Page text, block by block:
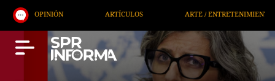
ARTÍCULOS ARTE / ENTRETENIMIENTO ECONOMÍA /